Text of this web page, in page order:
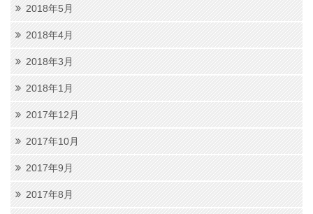
2018年5月
2018年4月
2018年3月
2018年1月
2017年12月
2017年10月
2017年9月
2017年8月